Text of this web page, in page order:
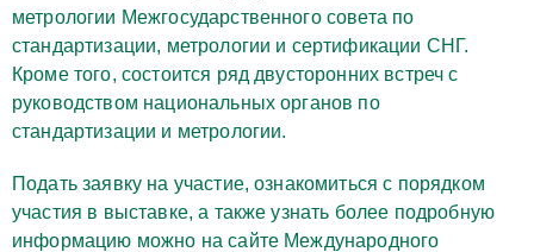
метрологии Межгосударственного совета по
стандартизации, метрологии и сертификации СНГ.
Кроме того, состоится ряд двусторонних встреч с
руководством национальных органов по
стандартизации и метрологии.
Подать заявку на участие, ознакомиться с порядком
участия в выставке, а также узнать более подробную
информацию можно на сайте Международного